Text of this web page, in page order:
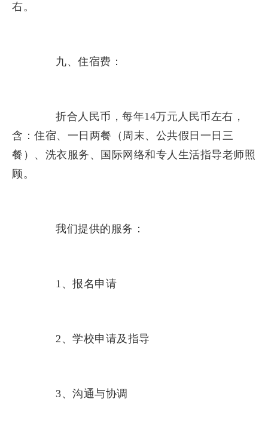
右。
九、住宿费：
折合人民币，每年14万元人民币左右，
含：住宿、一日两餐（周末、公共假日一日三
餐）、洗衣服务、国际网络和专人生活指导老师照
顾。
我们提供的服务：
1、报名申请
2、学校申请及指导
3、沟通与协调